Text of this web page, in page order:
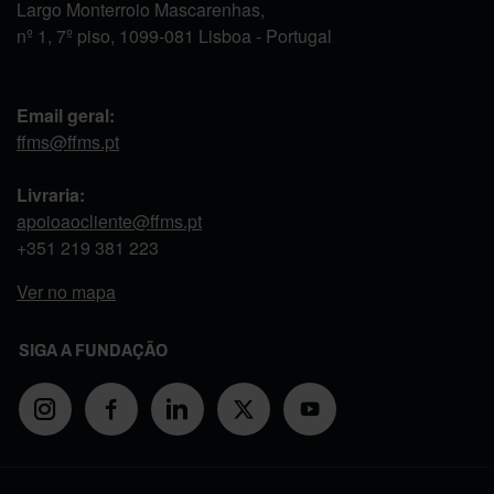
Largo Monterroio Mascarenhas,
nº 1, 7º piso, 1099-081 Lisboa - Portugal
Email geral:
ffms@ffms.pt
Livraria:
apoioaocliente@ffms.pt
+351 219 381 223
Ver no mapa
SIGA A FUNDAÇÃO